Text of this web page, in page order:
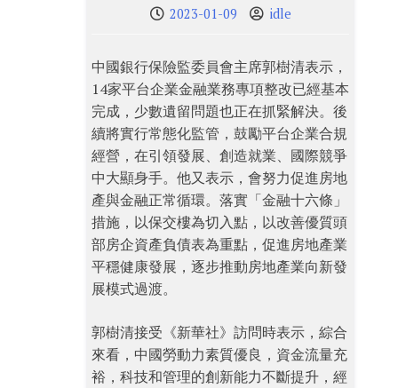
2023-01-09 idle
中國銀行保險監委員會主席郭樹清表示，
14家平台企業金融業務專項整改已經基本
完成，少數遺留問題也正在抓緊解決。後
續將實行常態化監管，鼓勵平台企業合規
經營，在引領發展、創造就業、國際競爭
中大顯身手。他又表示，會努力促進房地
產與金融正常循環。落實「金融十六條」
措施，以保交樓為切入點，以改善優質頭
部房企資產負債表為重點，促進房地產業
平穩健康發展，逐步推動房地產業向新發
展模式過渡。
郭樹清接受《新華社》訪問時表示，綜合
來看，中國勞動力素質優良，資金流量充
裕，科技和管理的創新能力不斷提升，經